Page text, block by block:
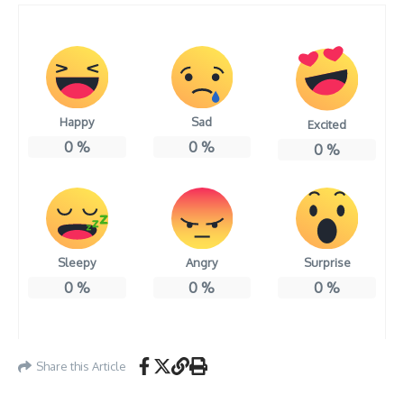
Happy
0%
Sad
0 %
Excited
0 %
Sleepy
0%
Angry
0 %
Surprise
0 %
Share this Article